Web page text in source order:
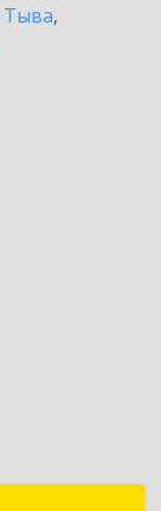
Тыва,